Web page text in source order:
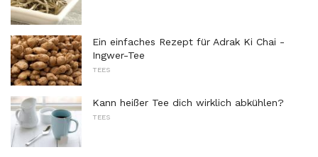
Ein einfaches Rezept für Adrak Ki Chai -
Ingwer-Tee
TEES
Kann heißer Tee dich wirklich abkühlen?
TEES